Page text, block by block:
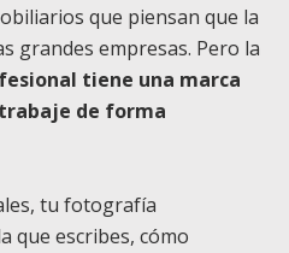
que piensan que la
grandes empresas. Pero la
tiene una marca
de forma
tu fotografía
que escribes, cómo